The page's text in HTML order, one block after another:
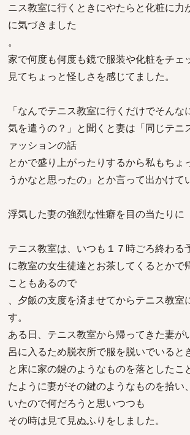
ニス教室に行くときにやたらと化粧に力
に気づきました
。
家で何度も何度も鏡で服装や化粧をチェ
見てちょっと怪しさを感じてました。
「なんでテニス教室に行くだけでそんな
気を遣うの？」と聞くと妻は「同じテニ
ァッションの話
とかで盛り上がったりするから私もちょ
うかなと思ったの」とか言って出かけて
浮気した妻の強烈な性癖を目の当たりに
テニス教室は、いつも１７時ごろ終わる
に教室の女生徒達とお茶してくるとかで
こともあるので
、夕飯の支度を済ませてからテニス教室
す。
ある日、テニス教室から帰ってきた妻が
呂に入るため脱衣所で服を脱いでいると
と床に家の鍵のようなものを落としたこ
たように妻がその鍵のようなものを拾い
いたので何だろうと思いつつも
その時は見て見ぬふりをしました。